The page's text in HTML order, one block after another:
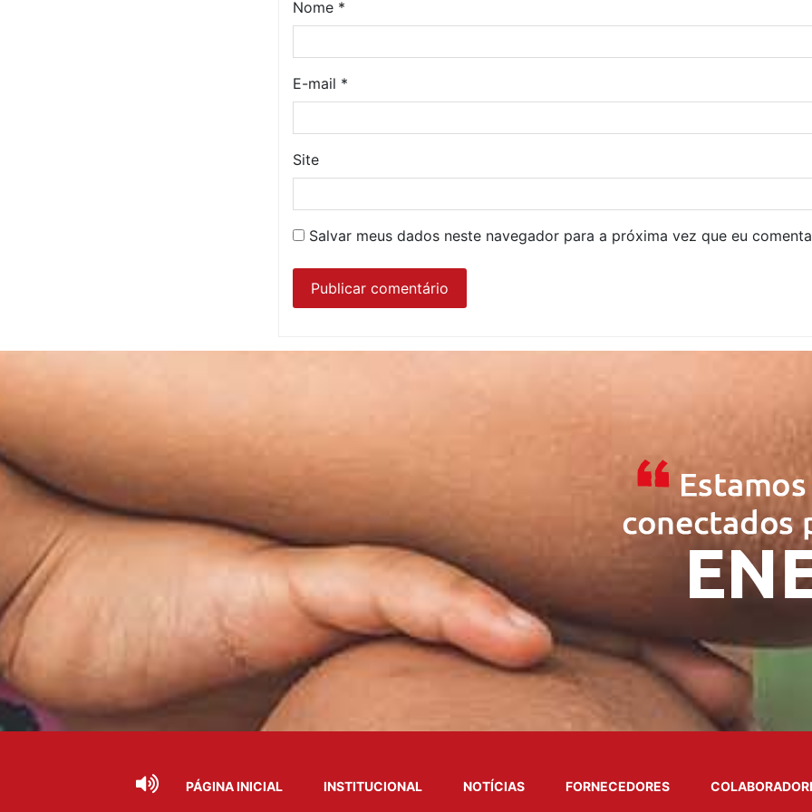
Nome *
E-mail *
Site
Salvar meus dados neste navegador para a próxima vez que eu
PÁGINA INICIAL INSTITUCIONAL NOTÍCIAS FORNECEDORES